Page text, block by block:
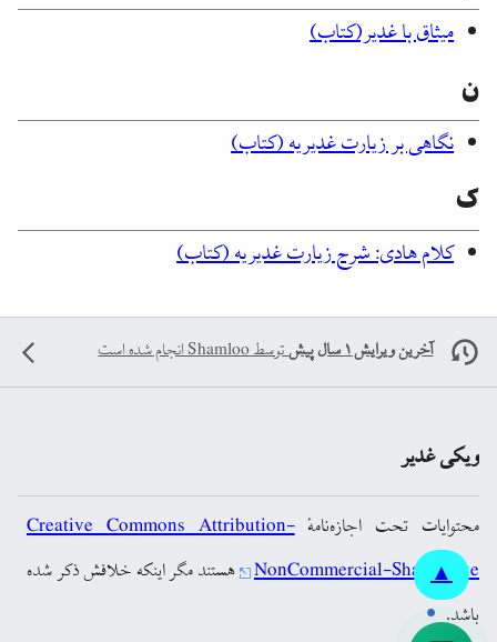
میثاق با غدیر(کتاب)
ن
نگاهی بر زیارت غدیریه (کتاب)
ک
کلام هادی: شرح زیارت غدیریه (کتاب)
▲
آخرین ویرایش ۱ سال پیش توسطShamlooانجام شده است
ویکی غدیر
محتوایات تحت اجازه‌نامهٔCreative Commons Attribution-
NonCommercial-ShareAlike هستند مگر اینکه خلافش ذکر شده
باشد.